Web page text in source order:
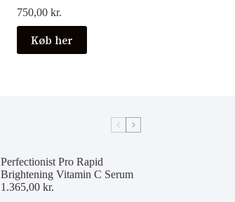
750,00kr.
Køb her
Perfectionist Pro Rapid
Brightening Vitamin C Serum
1.365,00 kr.